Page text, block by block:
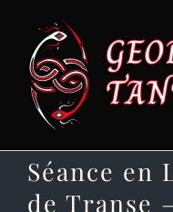
content
Séance en
de Transe